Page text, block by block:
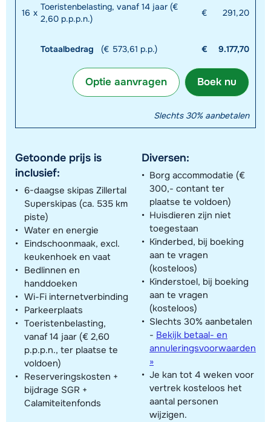
16 x
Toeristenbelasting, vanaf 14 jaar (€
2,60 p.p.p.n.)
€ 291,20
Totaalbedrag (€ 573,61 p.p.) € 9.177,70
Boek nu
Optie aanvragen
Slechts 30% aanbetalen
Getoonde prijs is
inclusief:
6-daagse skipas Zillertal
Superskipas (ca. 535 km
piste)
Water en energie
Eindschoonmaak, excl.
keukenhoek en vaat
Bedlinnen en
handdoeken
Wi-Fi internetverbinding
Parkeerplaats
Toeristenbelasting,
vanaf 14 jaar (€ 2,60
p.p.p.n., ter plaatse te
voldoen)
Reserveringskosten +
bijdrage SGR +
Calamiteitenfonds
Diversen:
Borg accommodatie (€
300,- contant ter
plaatse te voldoen)
Huisdieren zijn niet
toegestaan
Kinderbed, bij boeking
aan te vragen
(kosteloos)
Kinderstoel, bij boeking
aan te vragen
(kosteloos)
Slechts 30% aanbetalen
- Bekijk betaal- en
annuleringsvoorwaarden
»
Je kan tot 4 weken voor
vertrek kosteloos het
aantal personen
wijzigen.